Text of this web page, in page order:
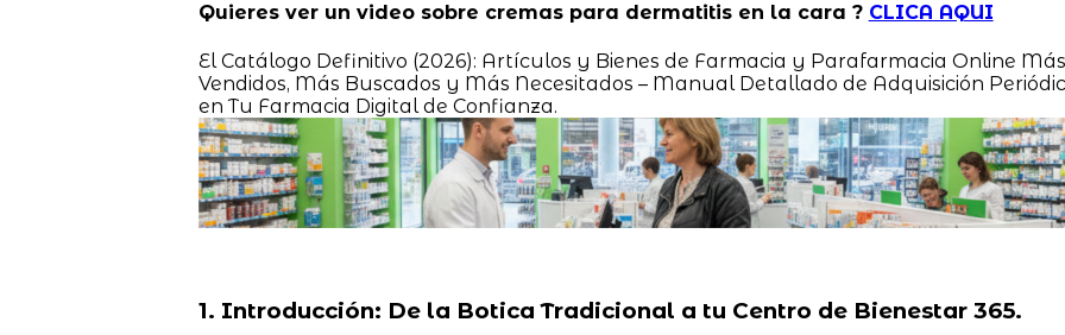
Quieres ver un video sobre cremas para dermatitis en la cara ? CLICA AQUI
El Catálogo Definitivo (2026): Artículos y Bienes de Farmacia y Parafarmacia Online Más
Vendidos, Más Buscados y Más Necesitados – Manual Detallado de Adquisición
en Tu Farmacia Digital de Confianza.
1. Introducción: De la Botica Tradicional a tu Centro de Bienestar 365.